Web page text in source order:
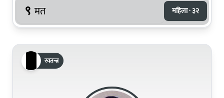
९ मत महिला · ३२
स्वतन्त्र